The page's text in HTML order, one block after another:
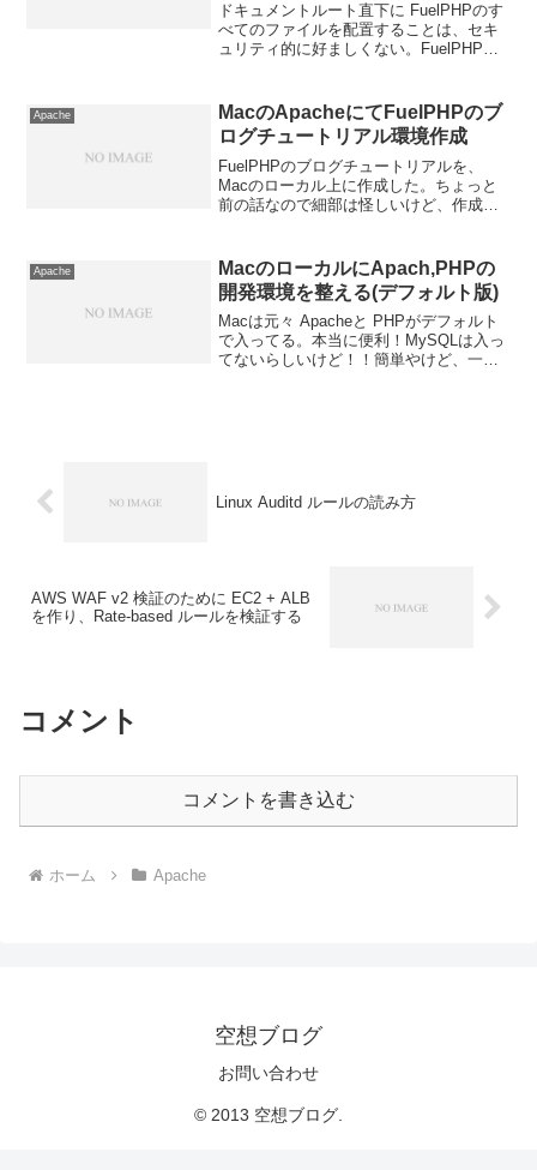
ドキュメントルート直下に FuelPHPのす
べてのファイルを配置することは、セキ
ュリティ的に好ましくない。FuelPHPの
バーチャルホストでFuelPHPのpublic...
Apache
MacのApacheにてFuelPHPのブ
ログチュートリアル環境作成
FuelPHPのブログチュートリアルを、
Macのローカル上に作成した。ちょっと
前の話なので細部は怪しいけど、作成し
FuelPHPを書かれた方の記事。最近、紙
版が出た。ほ...
Apache
MacのローカルにApach,PHPの
開発環境を整える(デフォルト版)
Macは元々 Apacheと PHPがデフォルト
で入ってる。本当に便利！MySQLは入っ
てないらしいけど！！簡単やけど、一
Linux Auditd ルールの読み方
AWS WAF v2 検証のために EC2 + ALB
を作り、Rate-based ルールを検証する
コメント
コメントを書き込む
ホーム Apache
空想ブログ
お問い合わせ
© 2013 空想ブログ.